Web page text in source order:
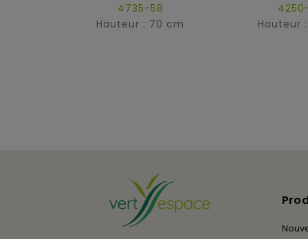
4735-58
Hauteur : 70 cm
Hauteur